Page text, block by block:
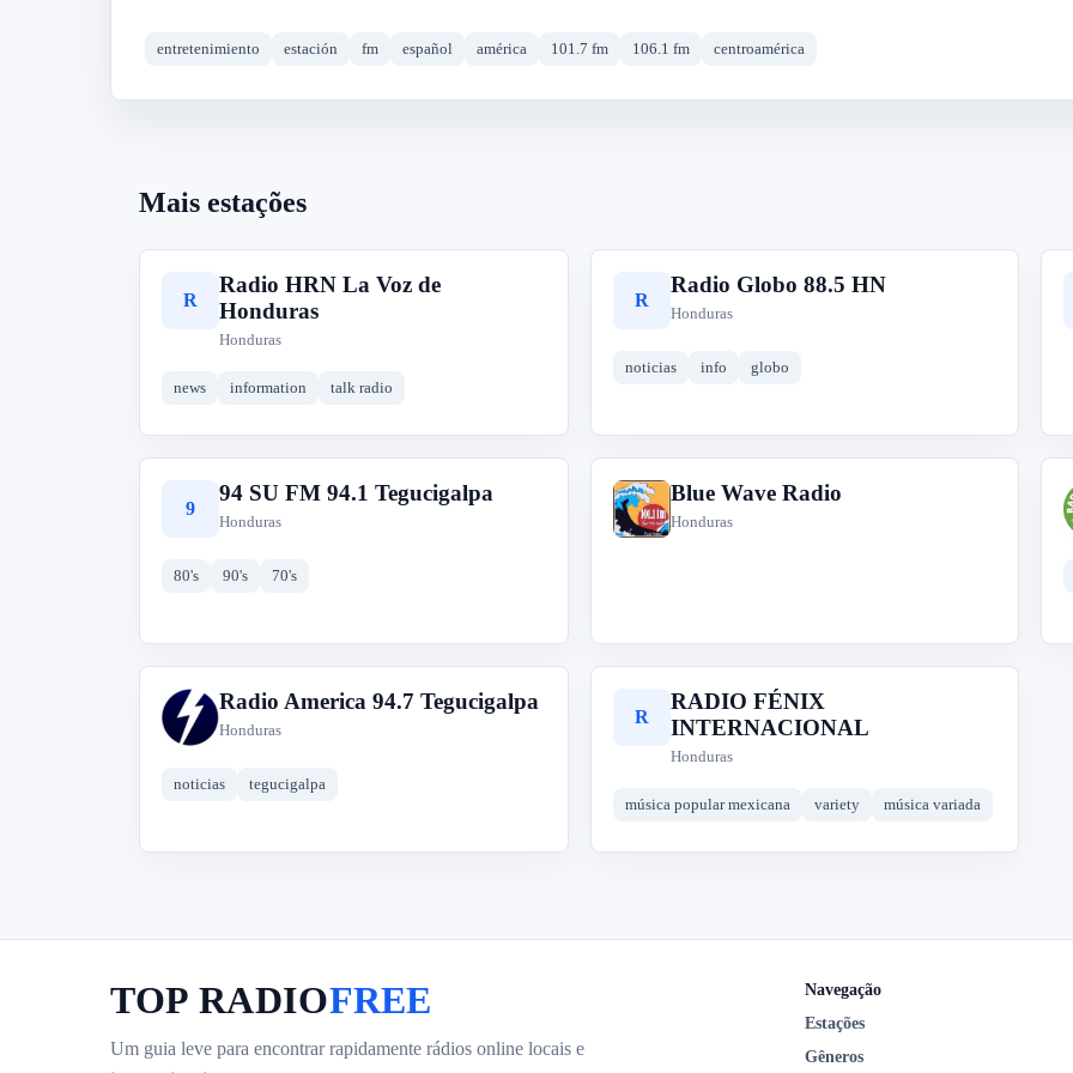
entretenimiento estación fm español américa 101.7 fm 106.1 fm centroamérica
Mais estações
R
Radio HRN La Voz de
Honduras
Honduras
news information talk radio
R
Radio Globo 88.5 HN
Honduras
noticias info globo
9
94 SU FM 94.1 Tegucigalpa
Honduras
80's 90's 70's
B
Blue Wave Radio
Honduras
R
Radio America 94.7 Tegucigalpa
Honduras
noticias tegucigalpa
R
RADIO FÉNIX
INTERNACIONAL
Honduras
música popular mexicana variety música variada
TOP RADIOFREE
Um guia leve para encontrar rapidamente rádios online locais e
Navegação
Estações
Gêneros